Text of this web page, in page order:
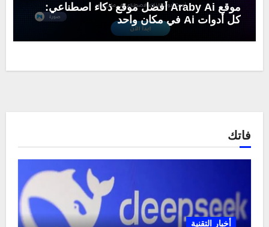
موقع Araby Ai أفضل موقع ذكاء اصطناعي:
كل أدوات Ai في مكان واحد
فاتك
أخبار التقنية